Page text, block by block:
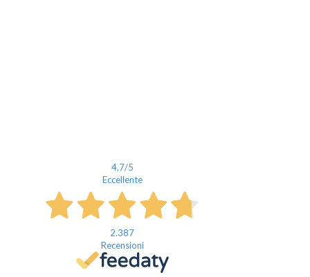
4,7/5
Eccellente
2.387
Recensioni